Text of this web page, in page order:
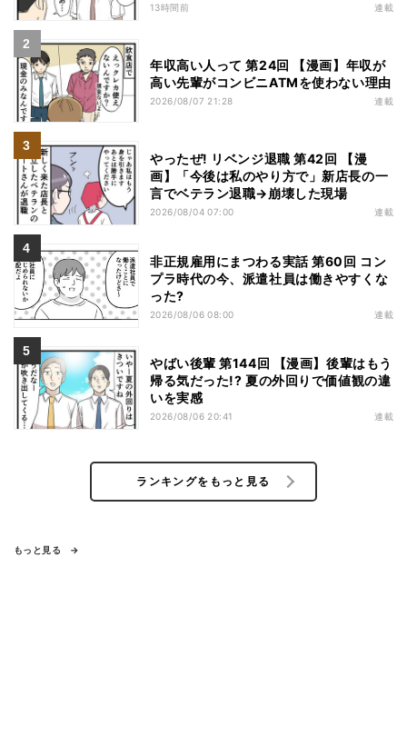
13時間前 連載
年収高い人って 第24回 【漫画】年収が
高い先輩がコンビニATMを使わない理由
2026/08/07 21:28 連載
やったぜ! リベンジ退職 第42回 【漫
画】「今後は私のやり方で」新店長の一
言でベテラン退職→崩壊した現場
2026/08/04 07:00 連載
非正規雇用にまつわる実話 第60回 コン
プラ時代の今、派遣社員は働きやすくな
った?
2026/08/06 08:00 連載
やばい後輩 第144回 【漫画】後輩はもう
帰る気だった!? 夏の外回りで価値観の違
いを実感
2026/08/06 20:41 連載
ランキングをもっと見る
もっと見る